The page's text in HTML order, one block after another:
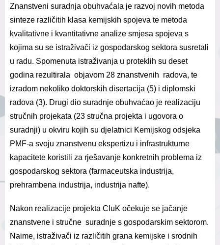
Znanstveni suradnja obuhvaćala je razvoj novih metoda
sinteze različitih klasa kemijskih spojeva te metoda
kvalitativne i kvantitativne analize smjesa spojeva s
kojima su se istraživači iz gospodarskog sektora susretali
u radu. Spomenuta istraživanja u proteklih su deset
godina rezultirala objavom 28 znanstvenih radova, te
izradom nekoliko doktorskih disertacija (5) i diplomski
radova (3). Drugi dio suradnje obuhvaćao je realizaciju
stručnih projekata (23 stručna projekta i ugovora o
suradnji) u okviru kojih su djelatnici Kemijskog odsjeka
PMF-a svoju znanstvenu ekspertizu i infrastrukturne
kapacitete koristili za rješavanje konkretnih problema iz
gospodarskog sektora (farmaceutska industrija,
prehrambena industrija, industrija nafte).
Nakon realizacije projekta CIuK očekuje se jačanje
znanstvene i stručne suradnje s gospodarskim sektorom.
Naime, istraživači iz različitih grana kemijske i srodnih